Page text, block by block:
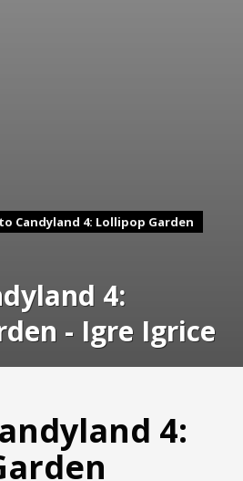
Candyland 4: Lollipop Garden
4:
- Igre Igrice
4: